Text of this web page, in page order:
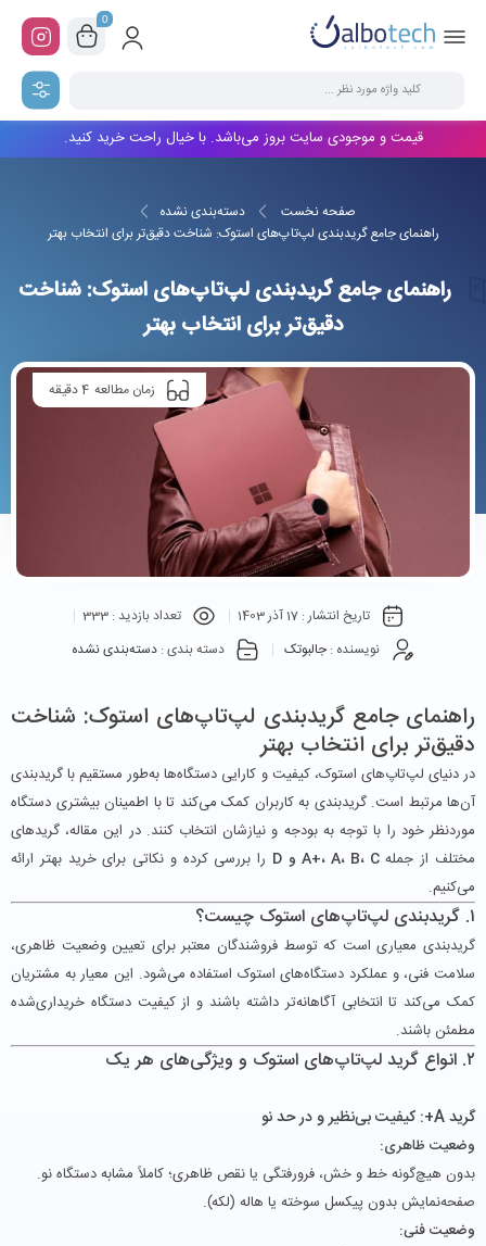
0
قیمت و موجودی سایت بروز می‌باشد. با خیال راحت خرید کنید.
صفحه نخست
دسته‌بندی نشده
راهنمای جامع گریدبندی لپ‌تاپ‌های استوک: شناخت دقیق‌تر برای انتخاب بهتر
راهنمای جامع گریدبندی لپ‌تاپ‌های استوک: شناخت
دقیق‌تر برای انتخاب بهتر
زمان مطالعه 4دقیقه
تاریخ انتشار :17 آذر 1403 تعداد بازدید :333
نویسنده : جالبوتک دسته بندی : دسته‌بندی نشده
راهنمای جامع گریدبندی لپ‌تاپ‌های استوک: شناخت
دقیق‌تر برای انتخاب بهتر
در دنیای لپ‌تاپ‌های استوک، کیفیت و کارایی دستگاه‌ها به‌طور مستقیم با گریدبندی
آن‌ها مرتبط است. گریدبندی به کاربران کمک می‌کند تا با اطمینان بیشتری دستگاه
موردنظر خود را با توجه به بودجه و نیازشان انتخاب کنند. در این مقاله، گریدهای
مختلف از جملهA+، A، B، C و D
را بررسی کرده و نکاتی برای خرید بهتر ارائه
می‌کنیم.
۱. گریدبندی لپ‌تاپ‌های استوک چیست؟
گریدبندی معیاری است که توسط فروشندگان معتبر برای تعیین وضعیت ظاهری،
سلامت فنی، و عملکرد دستگاه‌های استوک استفاده می‌شود. این معیار به مشتریان
کمک می‌کند تا انتخابی آگاهانه‌تر داشته باشند و از کیفیت دستگاه خریداری‌شده
مطمئن باشند.
۲. انواع گرید لپ‌تاپ‌های استوک و ویژگی‌های هر یک
گرید A+: کیفیت بی‌نظیر و در حد نو
وضعیت ظاهری:
بدون هیچ‌گونه خط‌ و خش، فرورفتگی یا نقص ظاهری؛ کاملاً مشابه دستگاه نو.
صفحه‌نمایش بدون پیکسل سوخته یا هاله (لکه).
وضعیت فنی: